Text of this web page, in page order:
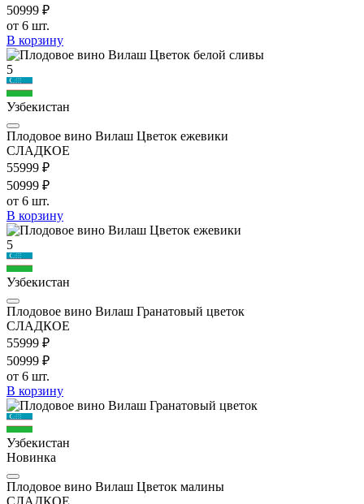
50999 ₽
от 6 шт.
В корзину
5
Узбекистан
Плодовое вино Вилаш Цветок ежевики
СЛАДКОЕ
55999 ₽
50999 ₽
от 6 шт.
В корзину
5
Узбекистан
Плодовое вино Вилаш Гранатовый цветок
СЛАДКОЕ
55999 ₽
50999 ₽
от 6 шт.
В корзину
Узбекистан
Новинка
Плодовое вино Вилаш Цветок малины
СЛАДКОЕ